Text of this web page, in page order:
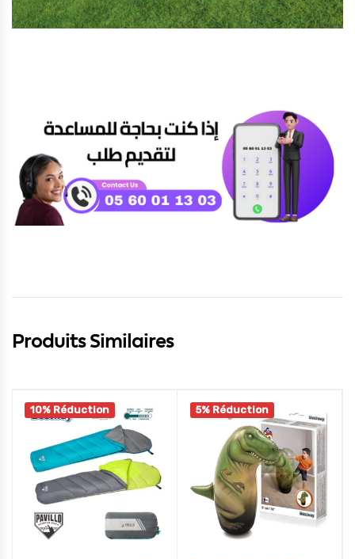
Produits Similaires
10% Réduction 5% Réduction